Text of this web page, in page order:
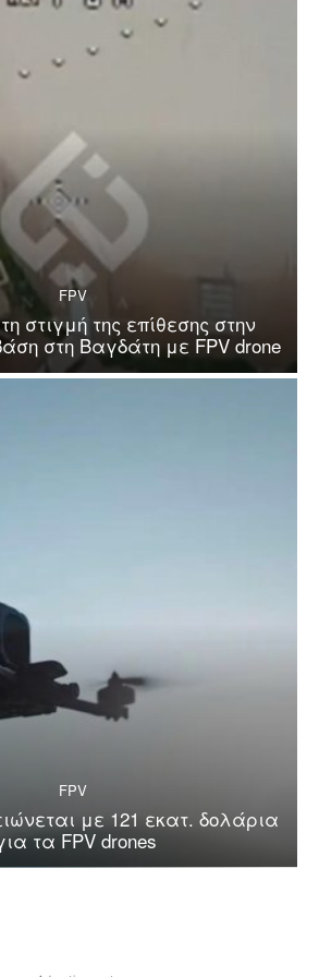
FPV
στιγμή της επίθεσης στην
στη Βαγδάτη με FPV drone
FPV
με 121 εκατ. δολάρια
τα FPV drones